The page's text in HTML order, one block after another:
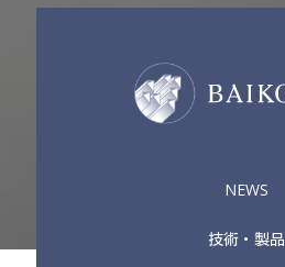
NEWS
技術・製品